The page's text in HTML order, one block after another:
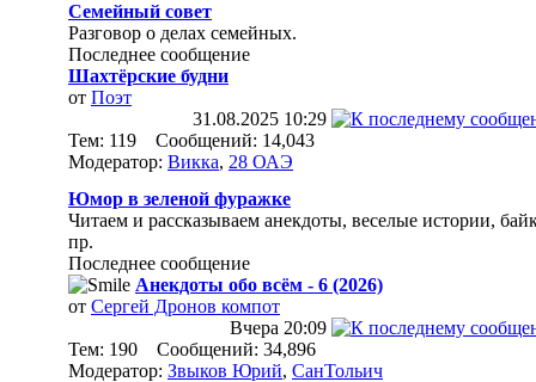
Семейный совет
Разговор о делах семейных.
Последнее сообщение
Шахтёрские будни
от Поэт
31.08.2025 10:29
Тем: 119 Сообщений: 14,043
Модератор: Викка, 28 ОАЭ
Юмор в зеленой фуражке
Читаем и рассказываем анекдоты, веселые истории,
пр.
Последнее сообщение
Анекдоты обо всём - 6 (2026)
от Сергей Дронов компот
Вчера 20:09
Тем: 190 Сообщений: 34,896
Модератор: Звыков Юрий, СанТольич